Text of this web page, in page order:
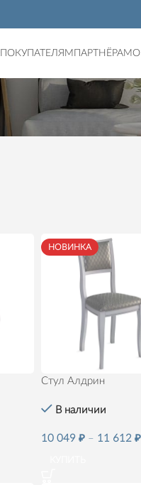
ПОКУПАТЕЛЯМ ПАРТНЁРАМ
НОВИНКА
Стул Алдрин
В наличии
10 049 ₽ – 11 612 ₽